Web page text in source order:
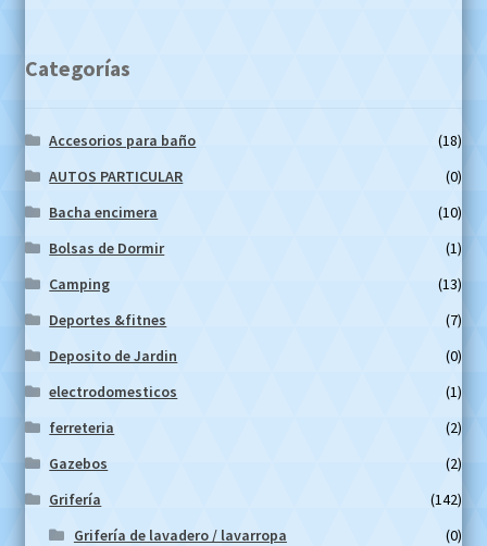
Categorías
Accesorios para baño
(18)
AUTOS PARTICULAR
(0)
Bacha encimera
(10)
Bolsas de Dormir
(1)
Camping
(13)
Deportes &fitnes
(7)
Deposito de Jardin
(0)
electrodomesticos
(1)
ferreteria
(2)
Gazebos
(2)
Grifería
(142)
Grifería de lavadero / lavarropa
(0)